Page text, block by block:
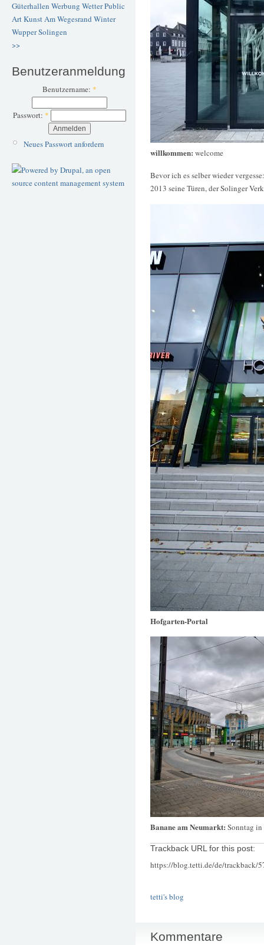
Güterhallen Werbung WetterPublic
ArtKunstAm Wegesrand Winter
WupperSolingen
>>
Benutzeranmeldung
Benutzername: *
Passwort: *
Neues Passwort anfordern
willkommen: welcome
Bevor ich es selber wieder
2013 seine Türen, der Solinger
Hofgarten-Portal
Banane am Neumarkt: Sonntag
Trackback URL for this post:
https://blog.tetti.de/de/trackback/
tetti's blog
Kommentare